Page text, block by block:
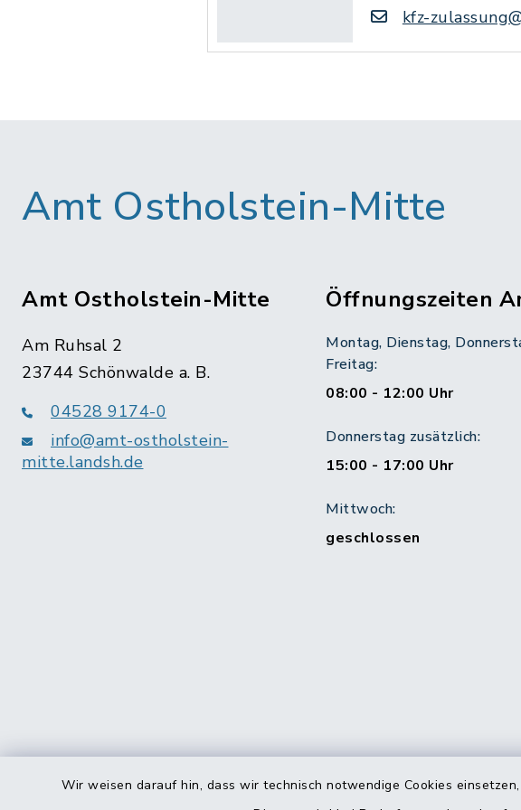
Wir weisen darauf hin, dass wir technisch notwendige Cookies
kfz-
Amt Ostholstein-Mitte
Amt Ostholstein-Mitte
Am Ruhsal 2
23744 Schönwalde a. B.
04528 9174-0
info@amt-ostholstein-
mitte.landsh.de
Öffnungszeiten
Montag, Dienstag,
Freitag:
08:00 - 12:00 Uhr
Donnerstag zusätzlich:
15:00 - 17:00 Uhr
Mittwoch:
geschlossen